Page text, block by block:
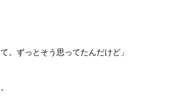
。ずっとそう思ってたんだけど」